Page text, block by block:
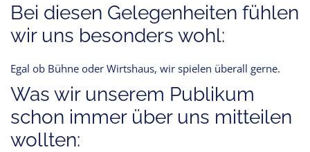
Bei diesen Gelegenheiten fühlen
wir uns besonders wohl:
Egal ob Bühne oder Wirtshaus, wir spielen überall gerne.
Was wir unserem Publikum
schon immer über uns mitteilen
wollten: